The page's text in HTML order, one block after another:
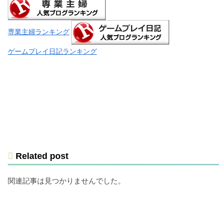
専業主婦ランキング
ゲームプレイ日記ランキング
Related post
関連記事は見つかりませんでした。